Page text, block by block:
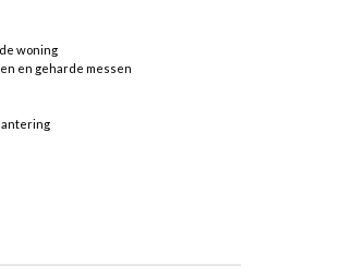
woning
en geharde messen